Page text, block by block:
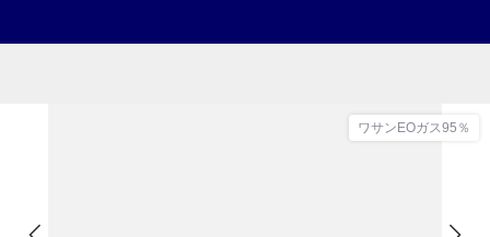
ワサンEOガス95％